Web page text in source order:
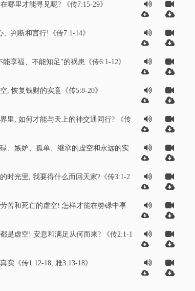
哪里才能寻见呢? 《传7:15-29》
判断和言行!《传7:1-14》
享福、不能知足"的祸患《传6:1-12》
, 恢复钱财的实意《传5:8-20》
里, 如何才能与天上的神交通同行? 《传
、嫉妒、孤单、继承的虚空和永远的实
时光里, 我要得什么而回天家?《传3:1-2
苦和死亡的虚空! 怎样才能在勞碌中享
是虚空! 安息和满足从何而来? 《传2:1-1
实《传1:12-18, 雅3:13-18》